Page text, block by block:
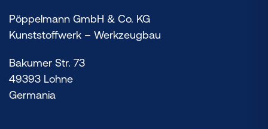
Pöppelmann GmbH & Co. KG
Kunststoffwerk – Werkzeugbau
Bakumer Str. 73
49393 Lohne
Germania